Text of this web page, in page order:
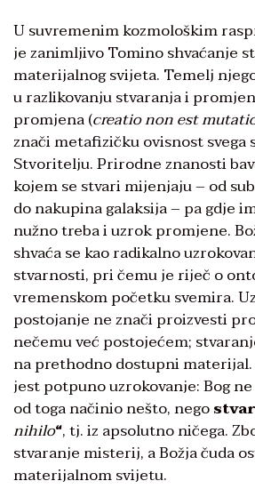
U suvremenim kozmološkim
je zanimljivo Tomino shvaćanje
materijalnog svijeta. Temelj
u razlikovanju stvaranja i
promjena (creatio non est
znači metafizičku ovisnost svega
Stvoritelju. Prirodne znanosti
kojem se stvari mijenjaju – od
do nakupina galaksija – pa gdje
nužno treba i uzrok promjene.
shvaća se kao radikalno
stvarnosti, pri čemu je riječ o
vremenskom početku svemira.
postojanje ne znači proizvesti
nečemu već postojećem;
na prethodno dostupni materijal.
jest potpuno uzrokovanje: Bog
od toga načinio nešto, nego
nihilo“, tj. iz apsolutno ničega.
stvaranje misterij, a Božja čuda
materijalnom svijetu.